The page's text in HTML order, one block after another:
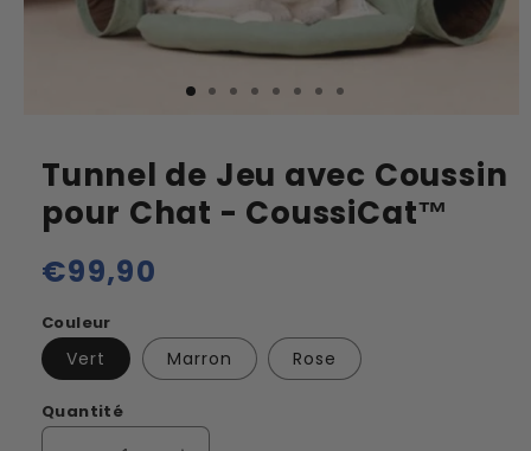
Tunnel de Jeu avec Coussin
pour Chat - CoussiCat™
Prix
€99,90
Couleur
Vert Marron Rose
Quantité